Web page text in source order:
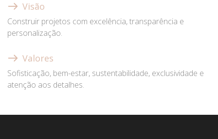
Visão
Construir projetos com excelência, transparência e
personalização.
Valores
Sofisticação, bem-estar, sustentabilidade, exclusividade e
atenção aos detalhes.